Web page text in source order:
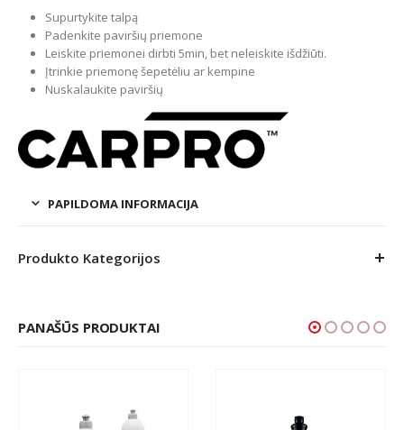
Supurtykite talpą
Padenkite paviršių priemone
Leiskite priemonei dirbti 5min, bet neleiskite išdžiūti.
Įtrinkie priemonę šepetėliu ar kempine
Nuskalaukite paviršių
PAPILDOMA INFORMACIJA
Produkto Kategorijos
PANAŠŪS PRODUKTAI